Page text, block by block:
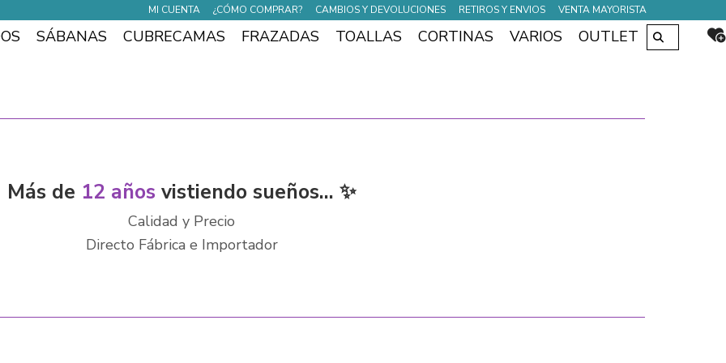
MI CUENTA ¿CÓMO COMPRAR? CAMBIOS Y DEVOLUCIONES RETIROS Y ENVIOS VENTA MAYORISTA
SÁBANAS CUBRECAMAS FRAZADAS TOALLAS CORTINAS VARIOS OUTLET
Buscar
por:
Más de 12 años vistiendo sueños... ✨
Calidad y Precio
Directo Fábrica e Importador